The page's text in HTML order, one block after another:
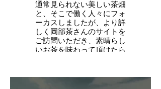
通常見られない美しい茶畑
と、そこで働く人々にフォ
ーカスしましたが、より詳
しく岡部茶さんのサイトを
ご訪問いただき、素晴らし
いお茶を味わって頂けたら
Music Equipment / Roland